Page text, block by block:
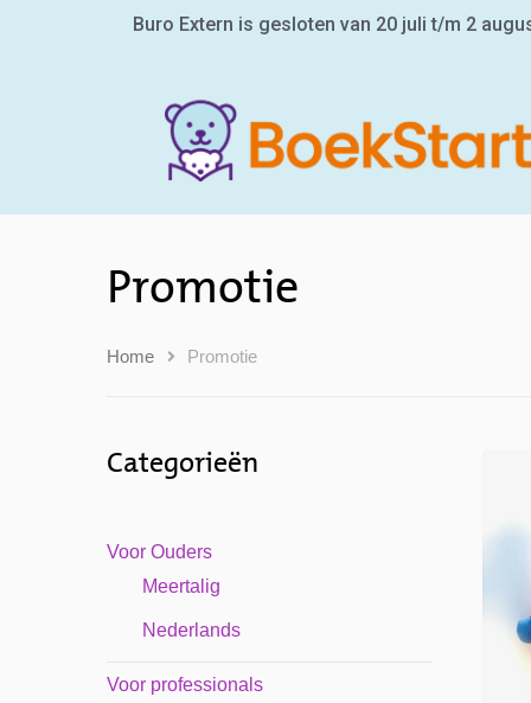
Buro Extern is gesloten van 20 juli t/m 2
Promotie
Home Promotie
Categorieën
Voor Ouders
Meertalig
Nederlands
Voor professionals